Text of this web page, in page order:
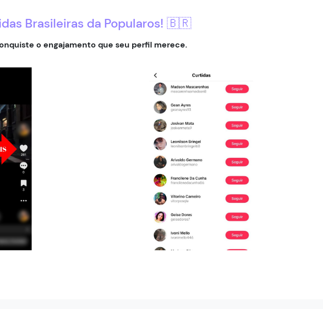
Brasileiras da Popularos! 🇧🇷
o engajamento que seu perfil merece.